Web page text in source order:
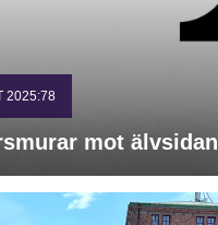
2025:78
mot älvsidan